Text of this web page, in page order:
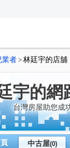
業者 > 林廷宇的店舖
宇的網
台灣房屋助您成
中古屋(0)